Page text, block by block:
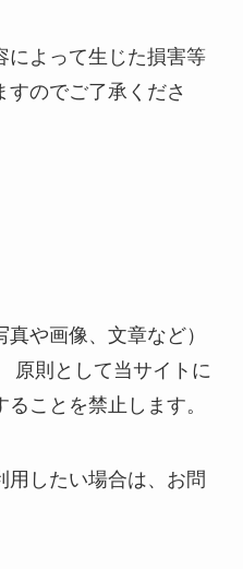
によって生じた損害等
のでご了承くださ
や画像、文章など）
原則として当サイトに
ことを禁止します。
用したい場合は、お問